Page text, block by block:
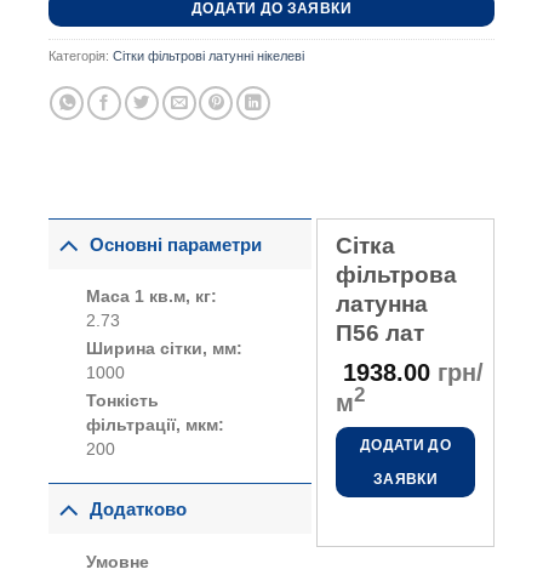
ДОДАТИ ДО ЗАЯВКИ
Категорія: Сітки фільтрові латунні нікелеві
Сітка
фільтрова
латунна
П56 лат
1938.00грн/
м2
ДОДАТИ ДО
ЗАЯВКИ
Основні параметри
Маса 1 кв.м, кг:
2.73
Ширина сітки, мм:
1000
Тонкість
фільтрації, мкм:
200
Додатково
Умовне